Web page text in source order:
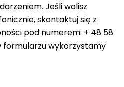
Jeśli wolisz
skontaktuj się z
pod numerem: + 48 58
formularzu wykorzystamy